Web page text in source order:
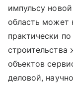
импульсу
область может
практически
строительства
объектов
деловой,